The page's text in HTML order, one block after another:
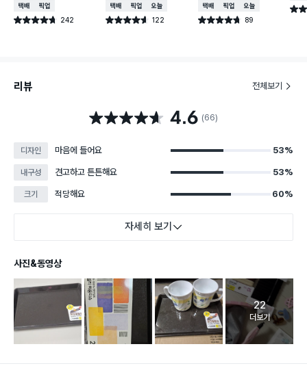
택배배송매장픽업
별점 4.7점 242
건 작성
택배배송매장픽업오늘배송
별점 4.6점 122
건 작성
택배배송매장픽업오늘배송
별점 4.7점 89
건 작성
별점
리뷰 전체보기
별점 4.6점 4.6 (66)
디자인 마음에 들어요 53%
내구성 견고하고 튼튼해요 53%
크기 적당해요 60%
자세히 보기
사진&동영상
고객 리뷰
22
더보기